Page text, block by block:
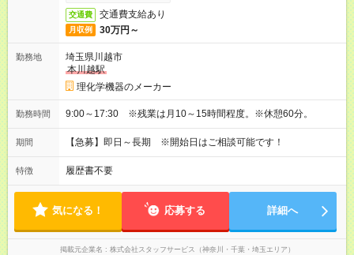
交通費 交通費支給あり
月収例 30万円～
勤務地
埼玉県川越市
本川越駅
理化学機器のメーカー
勤務時間 9:00～17:30 ※残業は月10～15時間程度。※休憩60分。
期間 【急募】即日～長期 ※開始日はご相談可能です！
特徴 履歴書不要
気になる！ 応募する 詳細へ
掲載元企業名 株式会社スタッフサービス（神奈川・千葉・埼玉エリア）